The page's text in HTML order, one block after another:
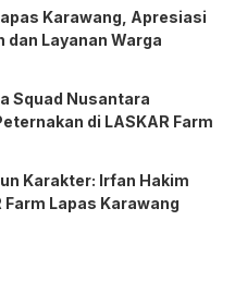
Karawang, Apresiasi
dan Layanan Warga
Squad Nusantara
di LASKAR Farm
Karakter: Irfan Hakim
Lapas Karawang